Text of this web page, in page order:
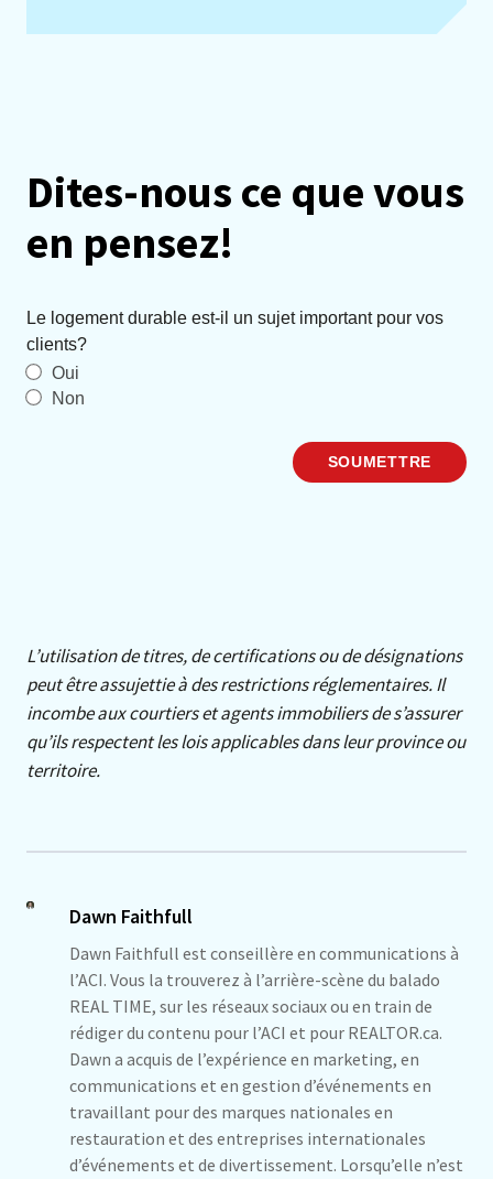
Dites-nous ce que vous
en pensez!
Le logement durable est-il un sujet important pour vos
clients?
Oui
Non
SOUMETTRE
L’utilisation de titres, de certifications ou de désignations
peut être assujettie à des restrictions réglementaires. Il
incombe aux courtiers et agents immobiliers de s’assurer
qu’ils respectent les lois applicables dans leur province ou
territoire.
Dawn Faithfull
Dawn Faithfull est conseillère en communications à
l’ACI. Vous la trouverez à l’arrière-scène du balado
REAL TIME, sur les réseaux sociaux ou en train de
rédiger du contenu pour l’ACI et pour REALTOR.ca.
Dawn a acquis de l’expérience en marketing, en
communications et en gestion d’événements en
travaillant pour des marques nationales en
restauration et des entreprises internationales
d’événements et de divertissement. Lorsqu’elle n’est